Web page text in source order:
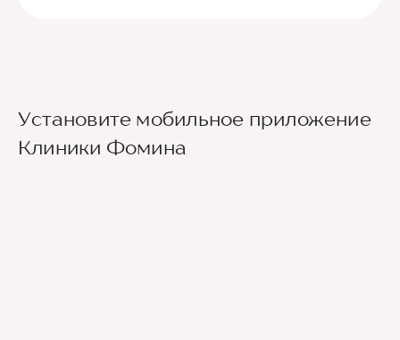
Установите мобильное приложение
Клиники Фомина